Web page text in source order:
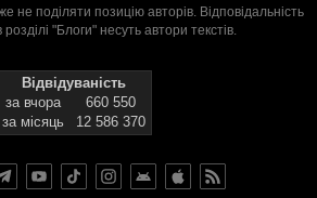
не поділяти позицію авторів. Відповідальність
"Блоги" несуть автори текстів.
Відвідуваність
за вчора
660 550
за місяць
12 586 370